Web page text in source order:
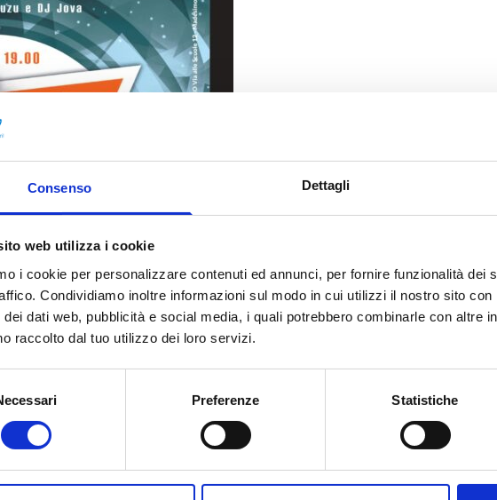
Consenso Dettagli
web utilizza i cookie
i cookie per personalizzare contenuti ed annunci, per fornire funzionalità dei
Condividiamo inoltre informazioni sul modo in cui utilizzi il nostro sito
dei dati web, pubblicità e social media, i quali potrebbero combinarle con altre
raccolto dal tuo utilizzo dei loro servizi.
Preferenze Statistiche